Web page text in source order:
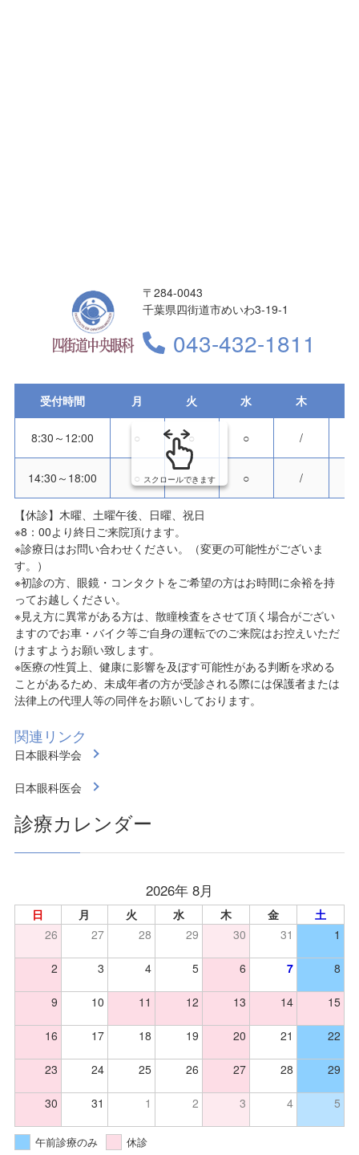
〒284-0043
千葉県四街道市めいわ3-19-1
043-432-1811
受付時間 月 火 水 木
8:30～12:00 ○ ○ ○ /
14:30～18:00 ○ ○ ○ /
スクロールできます
【休診】木曜、土曜午後、日曜、祝日
※8：00より終日ご来院頂けます。
※診療日はお問い合わせください。（変更の可能性がございま
す。）
※初診の方、眼鏡・コンタクトをご希望の方はお時間に余裕を持
ってお越しください。
※見え方に異常がある方は、散瞳検査をさせて頂く場合がござい
ますのでお車・バイク等ご自身の運転でのご来院はお控えいただ
けますようお願い致します。
※医療の性質上、健康に影響を及ぼす可能性がある判断を求める
ことがあるため、未成年者の方が受診される際には保護者または
法律上の代理人等の同伴をお願いしております。
関連リンク
日本眼科学会
日本眼科医会
診療カレンダー
2026年 8月
日 月 火 水 木 金
土
26
27 28 29 30 31 1
2 3 4 5 6 7 8
9 10 11 12 13 14 15
16 17 18 19 20 21 22
23 24 25 26 27 28 29
30 31 1 2 3 4 5
午前診療のみ 休診